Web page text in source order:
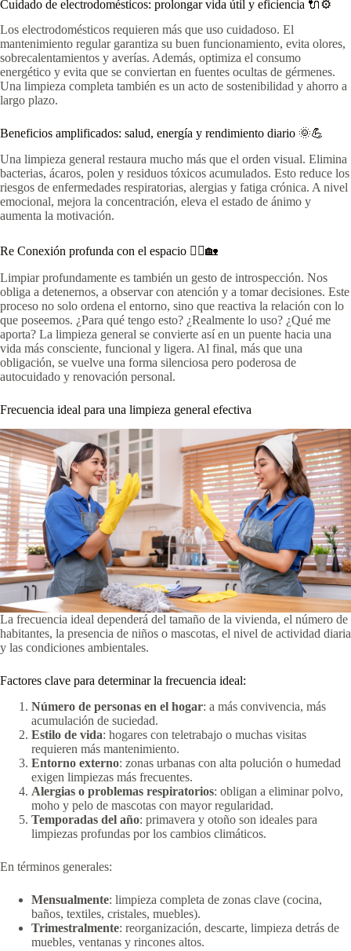
Cuidado de electrodomésticos: prolongar vida útil y eficiencia 🔌⚙️
Los electrodomésticos requieren más que uso cuidadoso. El
mantenimiento regular garantiza su buen funcionamiento, evita olores,
sobrecalentamientos y averías. Además, optimiza el consumo
energético y evita que se conviertan en fuentes ocultas de gérmenes.
Una limpieza completa también es un acto de sostenibilidad y ahorro a
largo plazo.
Beneficios amplificados: salud, energía y rendimiento diario 🌞💪
Una limpieza general restaura mucho más que el orden visual. Elimina
bacterias, ácaros, polen y residuos tóxicos acumulados. Esto reduce los
riesgos de enfermedades respiratorias, alergias y fatiga crónica. A nivel
emocional, mejora la concentración, eleva el estado de ánimo y
aumenta la motivación.
Re Conexión profunda con el espacio 🧘‍♀️🏡
Limpiar profundamente es también un gesto de introspección. Nos
obliga a detenernos, a observar con atención y a tomar decisiones. Este
proceso no solo ordena el entorno, sino que reactiva la relación con lo
que poseemos. ¿Para qué tengo esto? ¿Realmente lo uso? ¿Qué me
aporta? La limpieza general se convierte así en un puente hacia una
vida más consciente, funcional y ligera. Al final, más que una
obligación, se vuelve una forma silenciosa pero poderosa de
autocuidado y renovación personal.
Frecuencia ideal para una limpieza general efectiva
La frecuencia ideal dependerá del tamaño de la vivienda, el número de
habitantes, la presencia de niños o mascotas, el nivel de actividad diaria
y las condiciones ambientales.
Factores clave para determinar la frecuencia ideal:
Número de personas en el hogar: a más convivencia, más
acumulación de suciedad.
Estilo de vida: hogares con teletrabajo o muchas visitas
requieren más mantenimiento.
Entorno externo: zonas urbanas con alta polución o humedad
exigen limpiezas más frecuentes.
Alergias o problemas respiratorios: obligan a eliminar polvo,
moho y pelo de mascotas con mayor regularidad.
Temporadas del año: primavera y otoño son ideales para
limpiezas profundas por los cambios climáticos.
En términos generales:
Mensualmente: limpieza completa de zonas clave (cocina,
baños, textiles, cristales, muebles).
Trimestralmente: reorganización, descarte, limpieza detrás de
muebles, ventanas y rincones altos.